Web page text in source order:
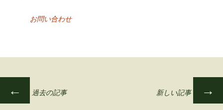
お問い合わせ
投
← 過去の記事 新しい記事 →